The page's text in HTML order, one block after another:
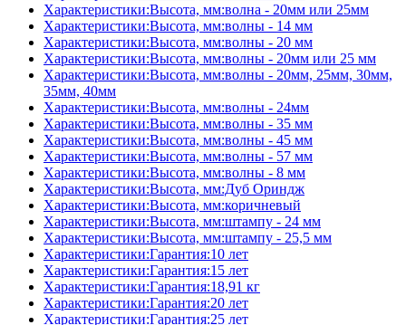
Характеристики:Высота, мм:волна - 20мм или 25мм
Характеристики:Высота, мм:волны - 14 мм
Характеристики:Высота, мм:волны - 20 мм
Характеристики:Высота, мм:волны - 20мм или 25 мм
Характеристики:Высота, мм:волны - 20мм, 25мм, 30мм,
35мм, 40мм
Характеристики:Высота, мм:волны - 24мм
Характеристики:Высота, мм:волны - 35 мм
Характеристики:Высота, мм:волны - 45 мм
Характеристики:Высота, мм:волны - 57 мм
Характеристики:Высота, мм:волны - 8 мм
Характеристики:Высота, мм:Дуб Ориндж
Характеристики:Высота, мм:коричневый
Характеристики:Высота, мм:штампу - 24 мм
Характеристики:Высота, мм:штампу - 25,5 мм
Характеристики:Гарантия:10 лет
Характеристики:Гарантия:15 лет
Характеристики:Гарантия:18,91 кг
Характеристики:Гарантия:20 лет
Характеристики:Гарантия:25 лет